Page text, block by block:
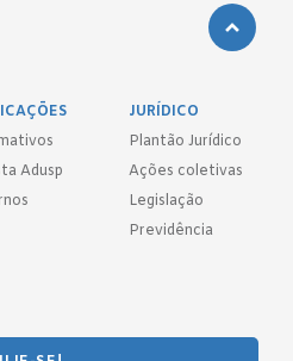
Adusp
JURÍDICO
Plantão Jurídico
Ações coletivas
Legislação
Previdência